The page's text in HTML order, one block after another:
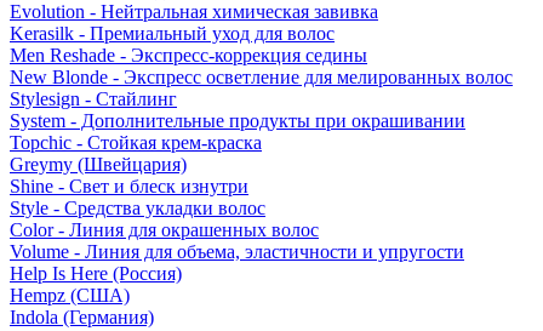
Evolution - Нейтральная химическая завивка
Kerasilk - Премиальный уход для волос
Men Reshade - Экспресс-коррекция седины
New Blonde - Экспресс осветление для мелированных волос
Stylesign - Стайлинг
System - Дополнительные продукты при окрашивании
Topchic - Стойкая крем-краска
Greymy (Швейцария)
Shine - Свет и блеск изнутри
Style - Средства укладки волос
Color - Линия для окрашенных волос
Volume - Линия для объема, эластичности и упругости
Help Is Here (Россия)
Hempz (США)
Indola (Германия)